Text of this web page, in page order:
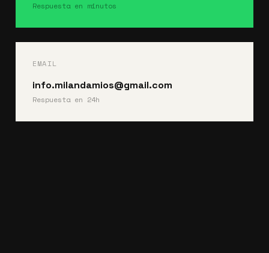
Respuesta en minutos
EMAIL
info.milandamios@gmail.com
Respuesta en 24h